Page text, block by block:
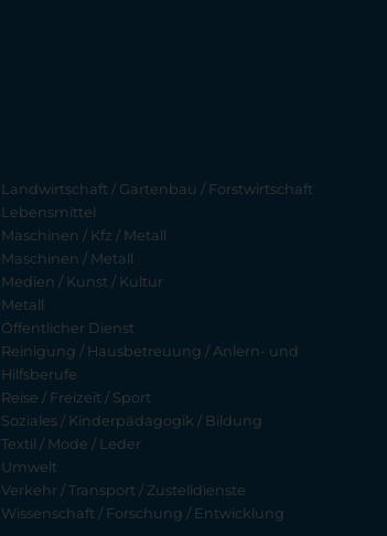
Landwirtschaft / Gartenbau / Forstwirtschaft
Lebensmittel
Maschinen / Kfz / Metall
Maschinen / Metall
Medien / Kunst / Kultur
Metall
Öffentlicher Dienst
Reinigung / Hausbetreuung / Anlern- und
Hilfsberufe
Reise / Freizeit / Sport
Soziales / Kinderpädagogik / Bildung
Textil / Mode / Leder
Umwelt
Verkehr / Transport / Zustelldienste
Wissenschaft / Forschung / Entwicklung